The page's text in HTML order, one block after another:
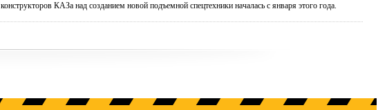
конструкторов КАЗа над созданием новой подъемной спецтехники началась с января этого года.